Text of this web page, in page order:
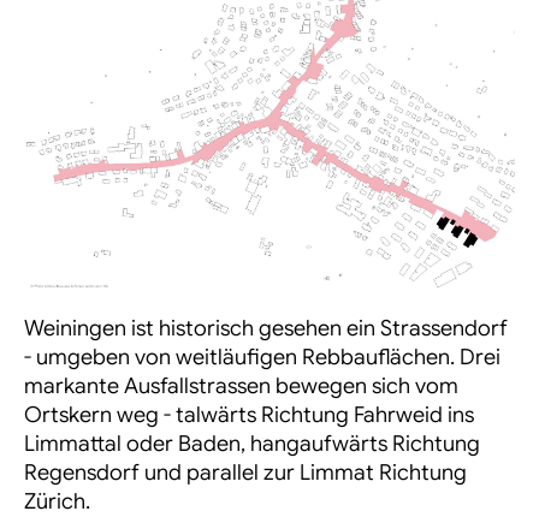
Weiningen ist historisch gesehen ein Strassendorf
- umgeben von weitläufigen Rebbauflächen. Drei
markante Ausfallstrassen bewegen sich vom
Ortskern weg - talwärts Richtung Fahrweid ins
Limmattal oder Baden, hangaufwärts Richtung
Regensdorf und parallel zur Limmat Richtung
Zürich.